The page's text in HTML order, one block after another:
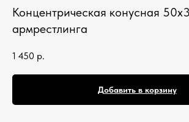
Концентрическая конусная
армрестлинга
1 450 р.
Добавить в корзину